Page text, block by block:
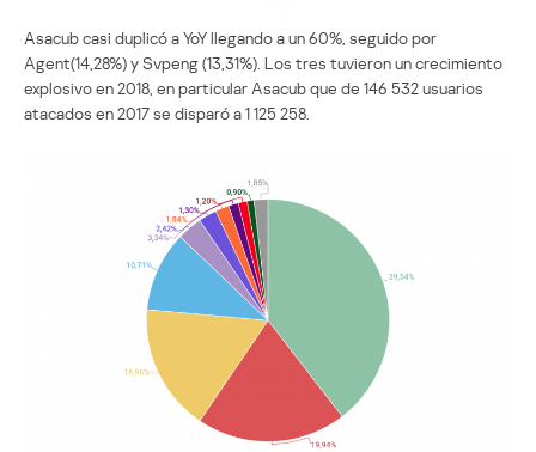
Asacub casi duplicó a YoY llegando a un 60%, seguido por
Agent(14,28%) y Svpeng (13,31%). Los tres tuvieron un crecimiento
explosivo en 2018, en particular Asacub que de 146 532 usuarios
atacados en 2017 se disparó a 1 125 258.